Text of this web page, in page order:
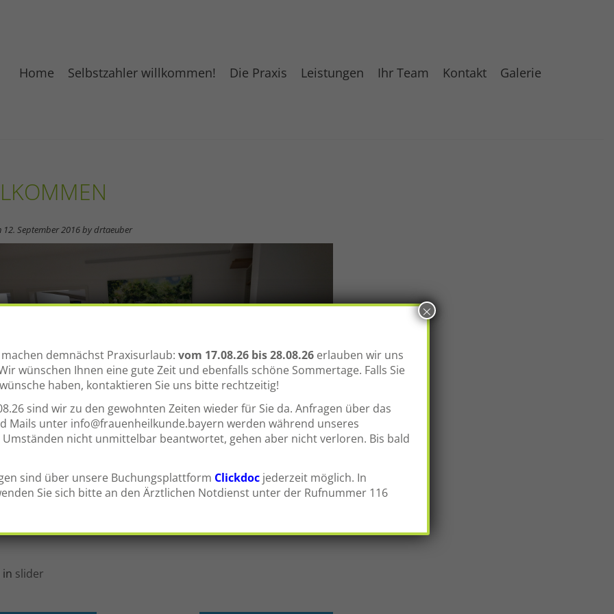
Dr. med. Michael Taeuber
für Gynäkologie und Geburtshilfe
Home Selbstzahler willkommen! Die Praxis Leistungen Ihr Team Kontakt Galerie
12. September 2016bydrtaeuber
in slider
demnächst Praxisurlaub: vom 17.08.26 bis 28.08.26 erlauben wir uns
wünschen Ihnen eine gute Zeit und ebenfalls schöne Sommertage. Falls Sie
haben, kontaktieren Sie uns bitte rechtzeitig!
sind wir zu den gewohnten Zeiten wieder für Sie da. Anfragen über das
Mails unter info@frauenheilkunde.bayern werden während unseres
nicht unmittelbar beantwortet, gehen aber nicht verloren. Bis bald
sind über unsere Buchungsplattform Clickdoc jederzeit möglich. In
Sie sich bitte an den Ärztlichen Notdienst unter der Rufnummer 116
×